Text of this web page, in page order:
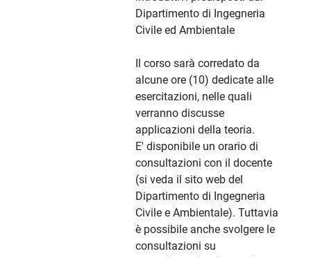
Dipartimento di Ingegneria
Civile ed Ambientale
Il corso sarà corredato da
alcune ore (10) dedicate alle
esercitazioni, nelle quali
verranno discusse
applicazioni della teoria.
E' disponibile un orario di
consultazioni con il docente
(si veda il sito web del
Dipartimento di Ingegneria
Civile e Ambientale). Tuttavia
è possibile anche svolgere le
consultazioni su